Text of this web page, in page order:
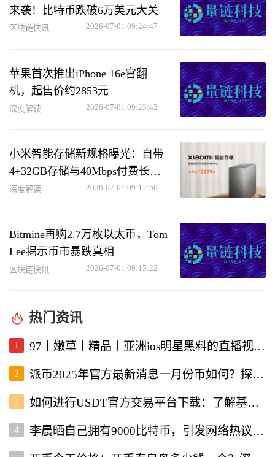
来袭！比特币跌破6万美元大关
区块链快讯 2026-07-01 09:24:47
苹果首次推出iPhone 16e官翻
机，起售价约2853元
深度解读 2026-07-01 09:23:42
小米智能存储新规格曝光：自带
4+32GB存储与40Mbps付费长途
访问功能
深度解读 2026-07-01 09:17:50
Bitmine再购2.7万枚以太币，Tom
Lee揭示币市暴跌真相
区块链快讯 2026-07-01 09:15:22
热门资讯
1 97丨嫩草丨精品｜亚洲ios明星黑料的直播视频软件深度解析
2 派币2025年官方最新消息一月份币如何？探讨未来发展与行情走势
3 如何进行USDT官方交易平台下载：了解基本流程与注意事项
4 李晨晒自己拥有9000比特币，引发网络热议与投资者关注